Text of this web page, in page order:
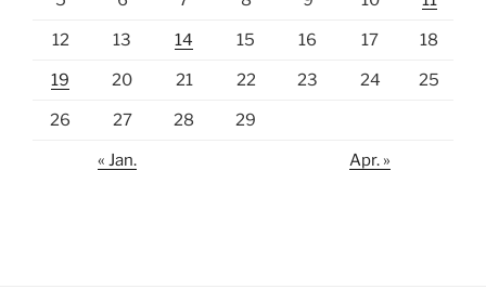
12 13 14 15 16 17 18
19 20 21 22 23 24 25
26 27 28 29
« Jan. Apr. »